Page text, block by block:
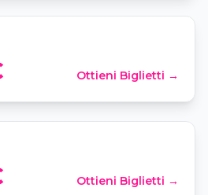
Ottieni Biglietti →
meets Coldplay
St Michaelis
Ottieni Biglietti →
meets Ed Sheeran